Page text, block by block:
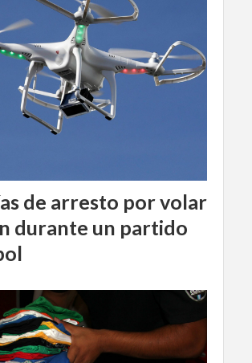
de arresto por volar
durante un partido